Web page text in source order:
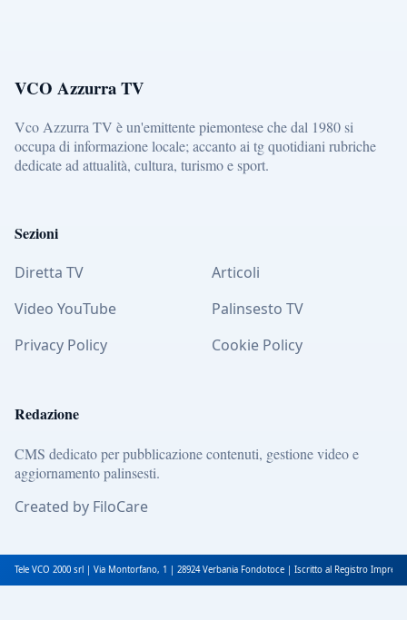
VCO Azzurra TV
Vco Azzurra TV è un'emittente piemontese che dal 1980 si
occupa di informazione locale; accanto ai tg quotidiani rubriche
dedicate ad attualità, cultura, turismo e sport.
Sezioni
Diretta TV
Articoli
Video YouTube
Palinsesto TV
Privacy Policy
Cookie Policy
Redazione
CMS dedicato per pubblicazione contenuti, gestione video e
aggiornamento palinsesti.
Created by FiloCare
Tele VCO 2000 srl | Via Montorfano, 1 | 28924 Verbania Fondotoce | Iscritto al Registro Imprese